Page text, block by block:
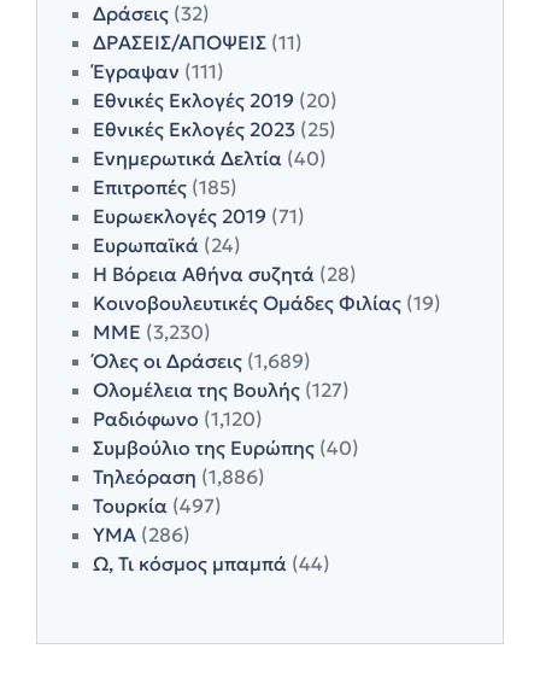
Δράσεις (32)
ΔΡΑΣΕΙΣ/ΑΠΟΨΕΙΣ (11)
Έγραψαν (111)
Εθνικές Εκλογές 2019 (20)
Εθνικές Εκλογές 2023 (25)
Ενημερωτικά Δελτία (40)
Επιτροπές (185)
Ευρωεκλογές 2019 (71)
Ευρωπαϊκά (24)
Η Βόρεια Αθήνα συζητά (28)
Κοινοβουλευτικές Ομάδες Φιλίας (19)
ΜΜΕ (3,230)
Όλες οι Δράσεις (1,689)
Ολομέλεια της Βουλής (127)
Ραδιόφωνο (1,120)
Συμβούλιο της Ευρώπης (40)
Τηλεόραση (1,886)
Τουρκία (497)
ΥΜΑ (286)
Ω, Τι κόσμος μπαμπά (44)